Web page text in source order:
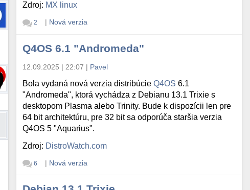
Zdroj: MX linux
2 | Nová verzia
Q4OS 6.1 "Andromeda"
12.09.2025 | 22:07 | Pavel
Bola vydaná nová verzia distribúcieQ4OS 6.1
"Andromeda", ktorá vychádza z Debianu 13.1 Trixie s
desktopom Plasma alebo Trinity. Bude k dispozícii len pre
64 bit architektúru, pre 32 bit sa odporúča staršia verzia
Q4OS 5 "Aquarius".
Zdroj: DistroWatch.com
6 | Nová verzia